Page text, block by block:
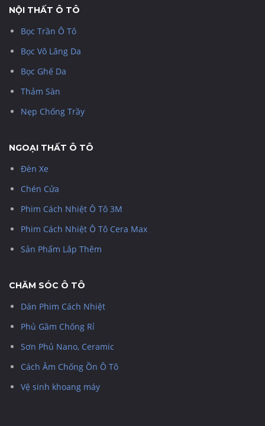
NỘI THẤT Ô TÔ
Bọc Trần Ô Tô
Bọc Vô Lăng Da
Bọc Ghế Da
Thảm Sàn
Nẹp Chống Trầy
NGOẠI THẤT Ô TÔ
Đèn Xe
Chén Cửa
Phim Cách Nhiệt Ô Tô 3M
Phim Cách Nhiệt Ô Tô Cera Max
Sản Phẩm Lắp Thêm
CHĂM SÓC Ô TÔ
Dán Phim Cách Nhiệt
Phủ Gầm Chống Rỉ
Sơn Phủ Nano, Ceramic
Cách Âm Chống Ồn Ô Tô
Vệ sinh khoang máy